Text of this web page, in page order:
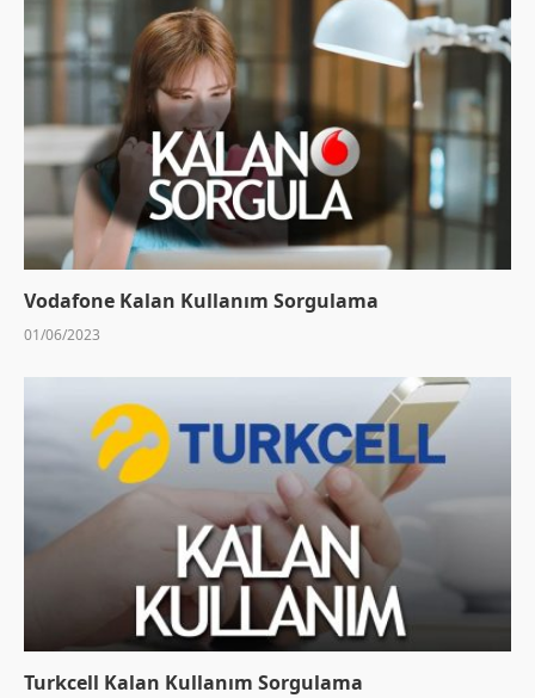
Vodafone Kalan Kullanım Sorgulama
01/06/2023
Turkcell Kalan Kullanım Sorgulama